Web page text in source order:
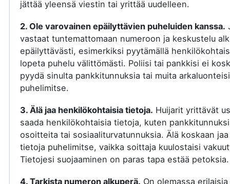
jättää yleensä viestin tai yrittää uudelleen.
2. Ole varovainen epäilyttävien puheluiden kanssa.
vastaat tuntemattomaan numeroon ja keskustelu
epäilyttävästi, esimerkiksi pyytämällä
lopeta puhelu välittömästi. Poliisi tai pankkisi ei
pyydä sinulta pankkitunnuksia tai muita
puhelimitse.
3. Älä jaa henkilökohtaisia tietoja. Huijarit yrittävät
saada henkilökohtaisia tietoja, kuten
osoitteita tai sosiaaliturvatunnuksia. Älä koskaan
tietoja puhelimitse, vaikka soittaja kuulostaisi
Tietojesi suojaaminen on paras tapa estää petoksia.
4. Tarkista numeron alkuperä. On olemassa erilaisia